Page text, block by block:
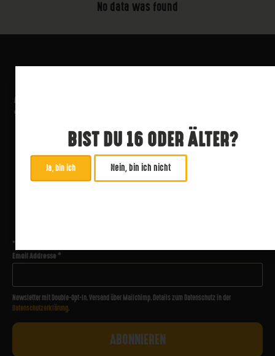
No data was found
*
Email Addresse*
Newsletter mit Double-Opt-In. Versand über Mailchimp. Details zum Datenschutz in der
Datenschutzerklärung.
BIST DU 16 ODER ÄLTER?
Ja, bin ich Nein, bin ich nicht